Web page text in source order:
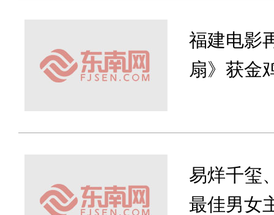
福建电影
扇》获金
易烊千玺
最佳男女